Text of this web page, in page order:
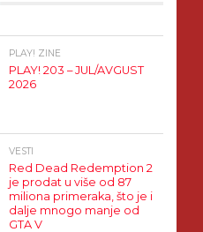
PLAY! ZINE
PLAY! 203 – JUL/AVGUST
2026
VESTI
Red Dead Redemption 2
je prodat u više od 87
miliona primeraka, što je i
dalje mnogo manje od
GTA V